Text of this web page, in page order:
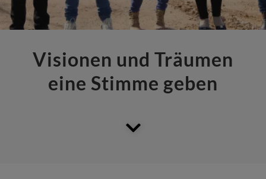
Visionen und Träumen
eine Stimme geben